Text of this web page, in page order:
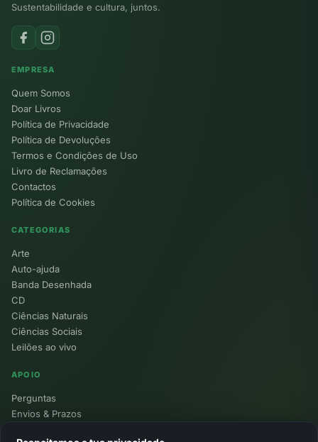
Sustentabilidade e cultura, juntos.
EMPRESA
Quem Somos
Doar Livros
Política de Privacidade
Política de Devoluções
Termos e Condições de Uso
Livro de Reclamações
Contactos
Política de Cookies
CATEGORIAS
Arte
Auto-ajuda
Banda Desenhada
CD
Ciências Naturais
Ciências Sociais
Leilões ao vivo
APOIO
Perguntas
Envios & Prazos